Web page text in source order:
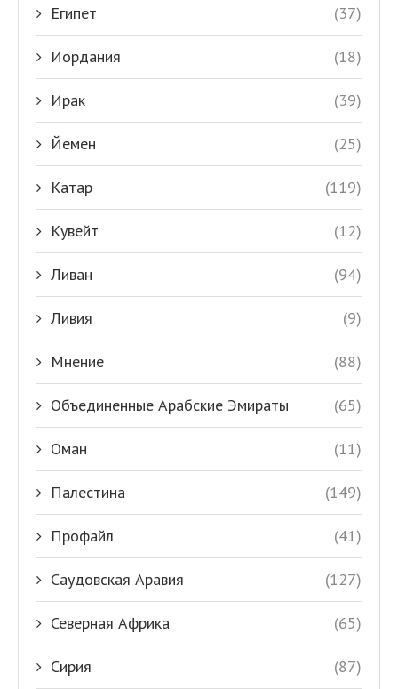
Египет (37)
Иордания (18)
Ирак (39)
Йемен (25)
Катар (119)
Кувейт (12)
Ливан (94)
Ливия (9)
Мнение (88)
Объединенные Арабские Эмираты (65)
Оман (11)
Палестина (149)
Профайл (41)
Саудовская Аравия (127)
Северная Африка (65)
Сирия (87)